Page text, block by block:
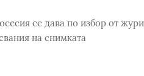
се дава по избор от
на снимката